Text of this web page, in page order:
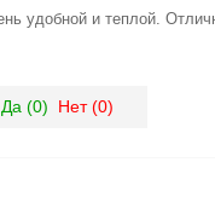
удобной и теплой.
Да (0) Нет (0)